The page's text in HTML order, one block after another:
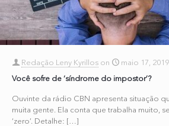
Redação Leny Kyrillos on
maio 17, 2019
Você sofre de ‘síndrome do impostor’?
Ouvinte da rádio CBN apresenta situação
muita gente. Ela conta que trabalha muito,
‘zero’. Detalhe: […]